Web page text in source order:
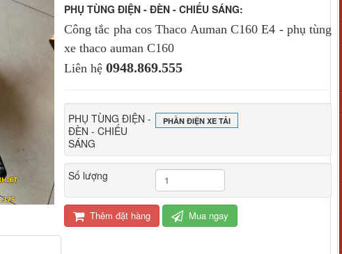
PHỤ TÙNG ĐIỆN - ĐÈN - CHIẾU SÁNG:
Công tắc pha cos Thaco Auman C160 E4 - phụ tùng
xe thaco auman C160
Liên hệ0948.869.555
PHỤ TÙNG ĐIỆN -
ĐÈN - CHIẾU
SÁNG
PHẦN ĐIỆN XE TẢI
Số lượng
Thêm đặt hàng Mua ngay